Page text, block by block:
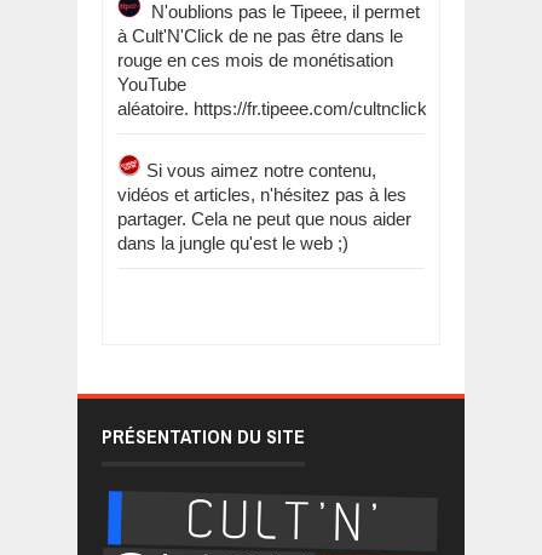
N'oublions pas le Tipeee, il permet
à Cult'N'Click de ne pas être dans le
rouge en ces mois de monétisation
YouTube
aléatoire. https://fr.tipeee.com/cultnclick
Si vous aimez notre contenu,
vidéos et articles, n'hésitez pas à les
partager. Cela ne peut que nous aider
dans la jungle qu'est le web ;)
PRÉSENTATION DU SITE